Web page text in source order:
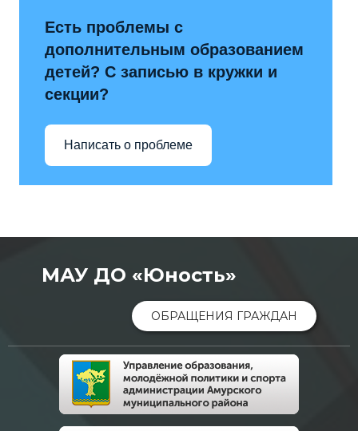
Есть проблемы с
дополнительным образованием
детей? С записью в кружки и
секции?
Написать о проблеме
МАУ ДО «Юность»
ОБРАЩЕНИЯ ГРАЖДАН